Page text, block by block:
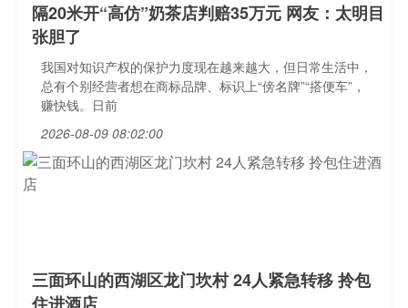
隔20米开“高仿”奶茶店判赔35万元 网友：太明目
张胆了
我国对知识产权的保护力度现在越来越大，但日常生活中，
总有个别经营者想在商标品牌、标识上“傍名牌”“搭便车”，
赚快钱。日前
2026-08-09 08:02:00
三面环山的西湖区龙门坎村 24人紧急转移 拎包